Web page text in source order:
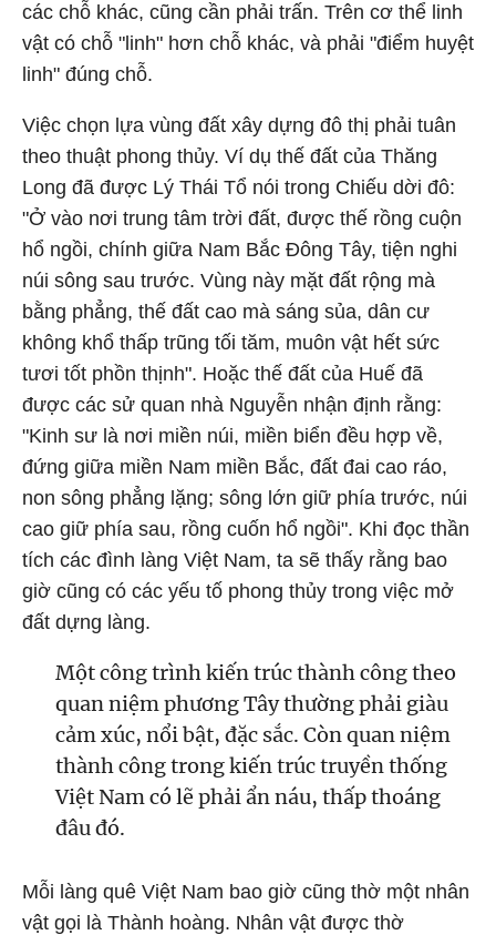
các chỗ khác, cũng cần phải trấn. Trên cơ thể linh
vật có chỗ "linh" hơn chỗ khác, và phải "điểm huyệt
linh" đúng chỗ.
Việc chọn lựa vùng đất xây dựng đô thị phải tuân
theo thuật phong thủy. Ví dụ thế đất của Thăng
Long đã được Lý Thái Tổ nói trong Chiếu dời đô:
"Ở vào nơi trung tâm trời đất, được thế rồng cuộn
hổ ngồi, chính giữa Nam Bắc Đông Tây, tiện nghi
núi sông sau trước. Vùng này mặt đất rộng mà
bằng phẳng, thế đất cao mà sáng sủa, dân cư
không khổ thấp trũng tối tăm, muôn vật hết sức
tươi tốt phồn thịnh". Hoặc thế đất của Huế đã
được các sử quan nhà Nguyễn nhận định rằng:
"Kinh sư là nơi miền núi, miền biển đều hợp về,
đứng giữa miền Nam miền Bắc, đất đai cao ráo,
non sông phẳng lặng; sông lớn giữ phía trước, núi
cao giữ phía sau, rồng cuốn hổ ngồi". Khi đọc thần
tích các đình làng Việt Nam, ta sẽ thấy rằng bao
giờ cũng có các yếu tố phong thủy trong việc mở
đất dựng làng.
Một công trình kiến trúc thành công theo
quan niệm phương Tây thường phải giàu
cảm xúc, nổi bật, đặc sắc. Còn quan niệm
thành công trong kiến trúc truyền thống
Việt Nam có lẽ phải ẩn náu, thấp thoáng
đâu đó.
Mỗi làng quê Việt Nam bao giờ cũng thờ một nhân
vật gọi là Thành hoàng. Nhân vật được thờ